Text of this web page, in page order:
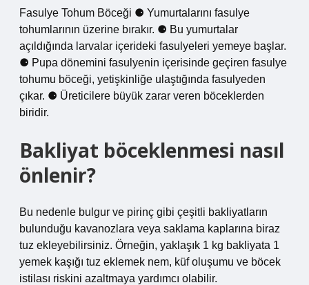
Fasulye Tohum Böceği ⚈ Yumurtalarını fasulye
tohumlarının üzerine bırakır. ⚈ Bu yumurtalar
açıldığında larvalar içerideki fasulyeleri yemeye başlar.
⚈ Pupa dönemini fasulyenin içerisinde geçiren fasulye
tohumu böceği, yetişkinliğe ulaştığında fasulyeden
çıkar. ⚈ Üreticilere büyük zarar veren böceklerden
biridir.
Bakliyat böceklenmesi nasıl
önlenir?
Bu nedenle bulgur ve pirinç gibi çeşitli bakliyatların
bulunduğu kavanozlara veya saklama kaplarına biraz
tuz ekleyebilirsiniz. Örneğin, yaklaşık 1 kg bakliyata 1
yemek kaşığı tuz eklemek nem, küf oluşumu ve böcek
istilası riskini azaltmaya yardımcı olabilir.